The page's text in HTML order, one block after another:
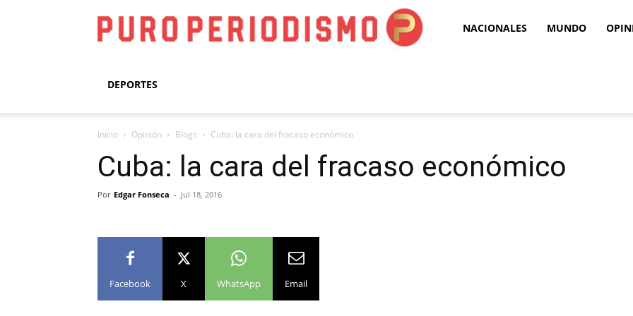
Puro NACIONALES MUNDO
DEPORTES
Inicio Opinión Blogs Cuba: la cara del fracaso económico
Cuba: la cara del fracaso económico
Por Edgar Fonseca - Jul 18, 2016
Facebook X WhatsApp Email